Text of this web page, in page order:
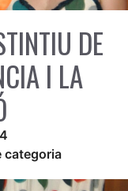
DE
I LA
categoria